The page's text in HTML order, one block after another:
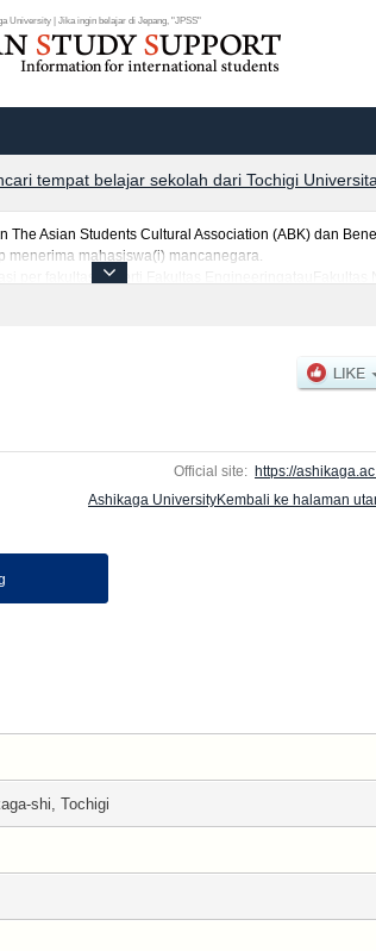
University | Jika ingin belajar di Jepang, "JPSS"
tempat belajar sekolah dari Tochigi
Asian Students Cultural Association (ABK) dan
menerima mahasiswa(i) mancanegara.
per fakultas seperti Fakultas
Official site: https://
Ashikaga UniversityKembali ke halaman
shi, Tochigi